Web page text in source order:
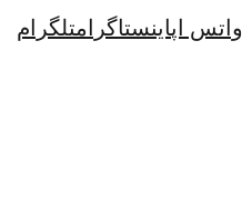
واتس اپاینستاگرامتلگرام